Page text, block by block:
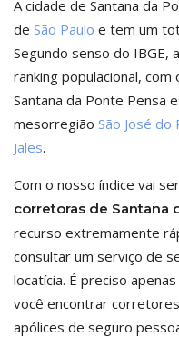
A cidade de Santana da
de São Paulo e tem um
Segundo senso do IBGE,
ranking populacional,
Santana da Ponte Pensa
mesorregião São José do
Jales.
Com o nosso índice vai
corretoras de Santana
recurso extremamente
consultar um serviço de
locatícia. É preciso
você encontrar
apólices de seguro